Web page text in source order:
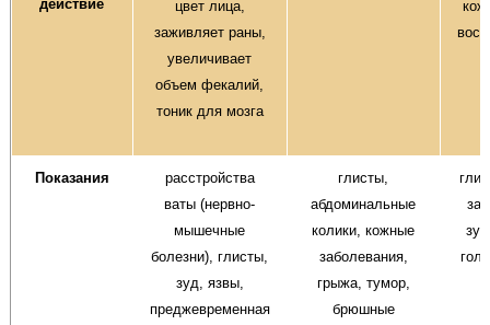
действие
цвет лица,
заживляет раны,
увеличивает
объем фекалий,
тоник для мозга
Показания
расстройства
ваты (нервно-
мышечные
болезни), глисты,
зуд, язвы,
преджевременная
глисты,
абдоминальные
колики, кожные
заболевания,
грыжа, тумор,
брюшные